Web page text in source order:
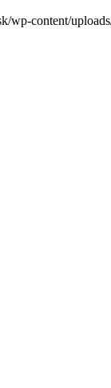
wp-content/